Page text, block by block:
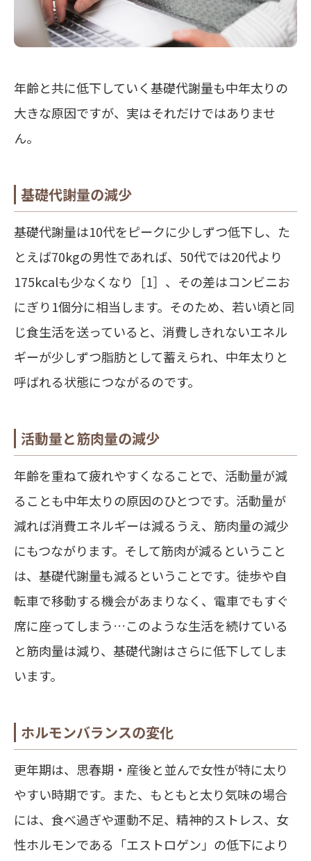
年齢と共に低下していく基礎代謝量も中年太りの
大きな原因ですが、実はそれだけではありませ
ん。
基礎代謝量の減少
基礎代謝量は10代をピークに少しずつ低下し、た
とえば70kgの男性であれば、50代では20代より
175kcalも少なくなり［1］、その差はコンビニお
にぎり1個分に相当します。そのため、若い頃と同
じ食生活を送っていると、消費しきれないエネル
ギーが少しずつ脂肪として蓄えられ、中年太りと
呼ばれる状態につながるのです。
活動量と筋肉量の減少
年齢を重ねて疲れやすくなることで、活動量が減
ることも中年太りの原因のひとつです。活動量が
減れば消費エネルギーは減るうえ、筋肉量の減少
にもつながります。そして筋肉が減るということ
は、基礎代謝量も減るということです。徒歩や自
転車で移動する機会があまりなく、電車でもすぐ
席に座ってしまう…このような生活を続けている
と筋肉量は減り、基礎代謝はさらに低下してしま
います。
ホルモンバランスの変化
更年期は、思春期・産後と並んで女性が特に太り
やすい時期です。また、もともと太り気味の場合
には、食べ過ぎや運動不足、精神的ストレス、女
性ホルモンである「エストロゲン」の低下により